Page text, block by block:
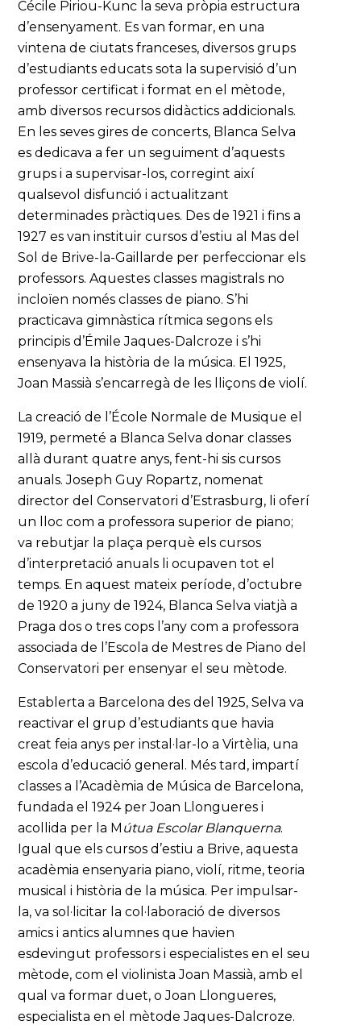
Cécile Piriou-Kunc la seva pròpia estructura
d’ensenyament. Es van formar, en una
vintena de ciutats franceses, diversos grups
d’estudiants educats sota la supervisió d’un
professor certificat i format en el mètode,
amb diversos recursos didàctics addicionals.
En les seves gires de concerts, Blanca Selva
es dedicava a fer un seguiment d’aquests
grups i a supervisar-los, corregint així
qualsevol disfunció i actualitzant
determinades pràctiques. Des de 1921 i fins a
1927 es van instituir cursos d’estiu al Mas del
Sol de Brive-la-Gaillarde per perfeccionar els
professors. Aquestes classes magistrals no
incloïen només classes de piano. S’hi
practicava gimnàstica rítmica segons els
principis d’Émile Jaques-Dalcroze i s’hi
ensenyava la història de la música. El 1925,
Joan Massià s’encarregà de les lliçons de violí.
La creació de l’École Normale de Musique el
1919, permeté a Blanca Selva donar classes
allà durant quatre anys, fent-hi sis cursos
anuals. Joseph Guy Ropartz, nomenat
director del Conservatori d’Estrasburg, li oferí
un lloc com a professora superior de piano;
va rebutjar la plaça perquè els cursos
d’interpretació anuals li ocupaven tot el
temps. En aquest mateix període, d’octubre
de 1920 a juny de 1924, Blanca Selva viatjà a
Praga dos o tres cops l’any com a professora
associada de l’Escola de Mestres de Piano del
Conservatori per ensenyar el seu mètode.
Establerta a Barcelona des del 1925, Selva va
reactivar el grup d’estudiants que havia
creat feia anys per instal·lar-lo a Virtèlia, una
escola d’educació general. Més tard, impartí
classes a l’Acadèmia de Música de Barcelona,
fundada el 1924 per Joan Llongueres i
acollida per la M útua Escolar Blanquerna.
Igual que els cursos d’estiu a Brive, aquesta
acadèmia ensenyaria piano, violí, ritme, teoria
musical i història de la música. Per impulsar-
la, va sol·licitar la col·laboració de diversos
amics i antics alumnes que havien
esdevingut professors i especialistes en el seu
mètode, com el violinista Joan Massià, amb el
qual va formar duet, o Joan Llongueres,
especialista en el mètode Jaques-Dalcroze.